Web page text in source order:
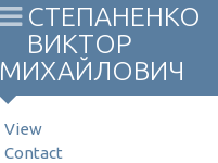
СТЕПАНЕНКО
ВИКТОР
МИХАЙЛОВИЧ
PRIMARY TABS
View
Contact